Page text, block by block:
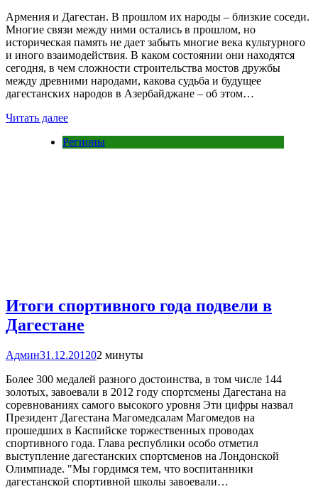
Армения и Дагестан. В прошлом их народы – близкие соседи.
Многие связи между ними остались в прошлом, но
историческая память не дает забыть многие века культурного
и иного взаимодействия. В каком состоянии они находятся
сегодня, в чем сложности строительства мостов дружбы
между древними народами, какова судьба и будущее
дагестанских народов в Азербайджане – об этом…
Читать далее
Регионы
Итоги спортивного года подвели в
Дагестане
Админ31.12.201202 минуты
Более 300 медалей разного достоинства, в том числе 144
золотых, завоевали в 2012 году спортсмены Дагестана на
соревнованиях самого высокого уровня Эти цифры назвал
Президент Дагестана Магомедсалам Магомедов на
прошедших в Каспийске торжественных проводах
спортивного года. Глава республики особо отметил
выступление дагестанских спортсменов на Лондонской
Олимпиаде. "Мы гордимся тем, что воспитанники
дагестанской спортивной школы завоевали…